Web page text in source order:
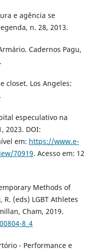
e agência se
n. 28, 2013.
Cadernos Pagu,
closet. Los Angeles:
especulativo na
2023. DOI:
em: https://www.e-
70919. Acesso em: 12
Methods of
(eds) LGBT Athletes
Cham, 2019.
8_4
- Performance e